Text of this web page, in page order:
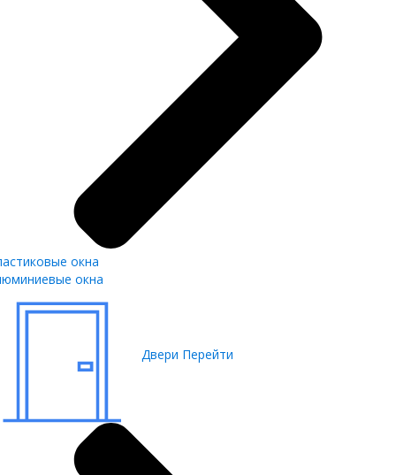
окна
окна
Двери Перейти